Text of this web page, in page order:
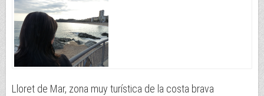
Lloret de Mar, zona muy turística de la costa brava